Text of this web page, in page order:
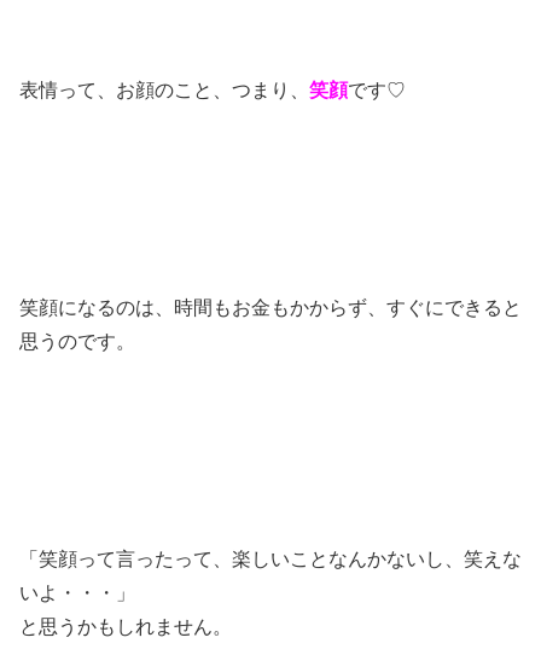
表情って、お顔のこと、つまり、 笑顔です♡
笑顔になるのは、時間もお金もかからず、すぐにできると
思うのです。
「笑顔って言ったって、楽しいことなんかないし、笑えな
いよ・・・」
と思うかもしれません。